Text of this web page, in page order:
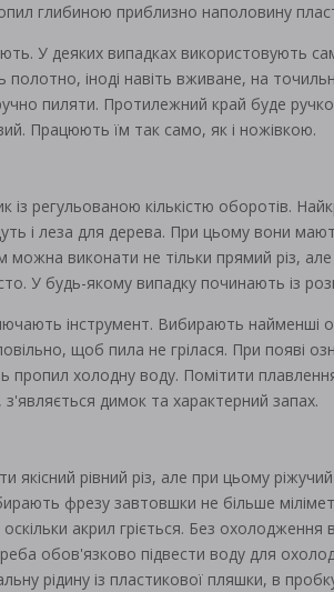
глибиною приблизно наполовину
У деяких випадках використовують
полотно, іноді навіть вживане, на
пиляти. Протилежний край буде
Працюють їм так само, як і ножівкою.
регульованою кількістю оборотів.
і леза для дерева. При цьому вони
виконати не тільки прямий різ, але
У будь-якому випадку починають із
інструмент. Вибирають найменші
щоб пила не грілася. При появі
пропил холодну воду. Помітити
димок та характерний запах.
рівний різ, але при цьому
фрезу завтовшки не більше
акрил гріється. Без охолодження
обов'язково підвести воду для
рідину із пластикової пляшки, в